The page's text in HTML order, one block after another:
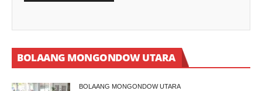
BOLAANG MONGONDOW UTARA
BOLAANG MONGONDOW UTARA